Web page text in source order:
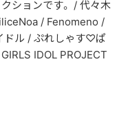
ションです。 / 代々木
/ Fenomeno /
ドル / ぷれしゃす♡ぱ
IDOL PROJECT